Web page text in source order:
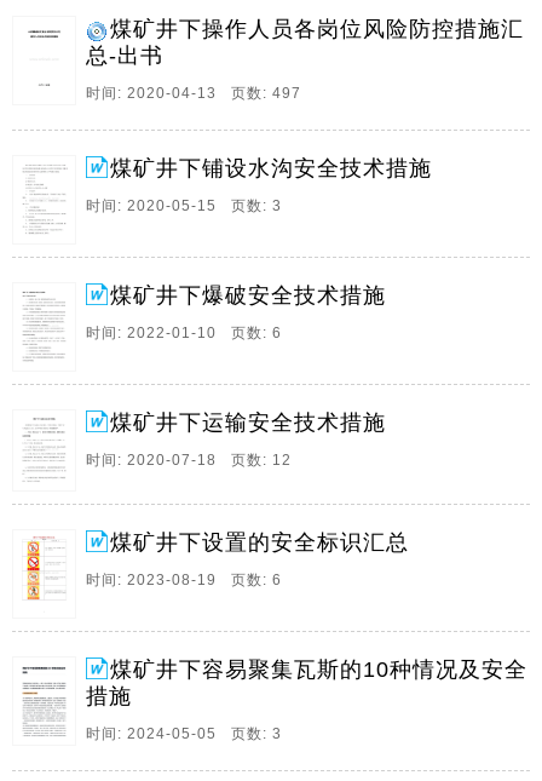
要按要求进行装药,要装实,炮眼封泥应用水炮泥,水炮泥
外面剩余的炮眼部分,应用粘土炮泥封实,炮眼封泥严禁用
煤粉块状材料或其它可燃性材料,无炮泥或不。
的安全防范和施工质量,特制定本措施,要求有关单位认真
贯彻学习,严格执行本措施,一,责任划分1,主要负责人,2,
现场负责人,3,机运队,生产部负。
防控措施二一七年目录第一部分采煤类岗位风险防控措
施1,1,采煤机司机岗位风险防控措施1,2,刮板输送机司机
岗位风险防控措施8,3,乳化液泵站司机岗位风险防控措
施13,4,转载机司机岗位风险防控措施。
12、煤矿井下煤仓安全管理18项硬措施1,严格落实煤矿
分管领导,各部门安全责任,煤矿企业应明确煤仓安全管理
分管领导和具体牵头管理部门,机电管理,生产技术,安全
监管,通防,调度等部门分工负责,应分别明确每个煤仓具
体使用单位的安全管理责任和安全责任人。
13、贵州绿洲红城能源投资有限公司习水县民化乡东枫
煤矿井上下综合防灭火措施编制单位,通防科编制时
间,2023年12月13日会审意见表会审项目井上下综合防灭
火措施会审地点主持人部门职务审批意见签名日期编制
人通防科调度室地测副总机电副总安全副总采掘副。
14、更班煤矿21103运输巷设备回撤安全技术措施由于
煤矿井下操作人员各岗位风险防控措施汇
总-出书
时间: 2020-04-13 页数: 497
煤矿井下铺设水沟安全技术措施
时间: 2020-05-15 页数: 3
煤矿井下爆破安全技术措施
时间: 2022-01-10 页数: 6
煤矿井下运输安全技术措施
时间: 2020-07-18 页数: 12
煤矿井下设置的安全标识汇总
时间: 2023-08-19 页数: 6
煤矿井下容易聚集瓦斯的10种情况及安全
措施
时间: 2024-05-05 页数: 3